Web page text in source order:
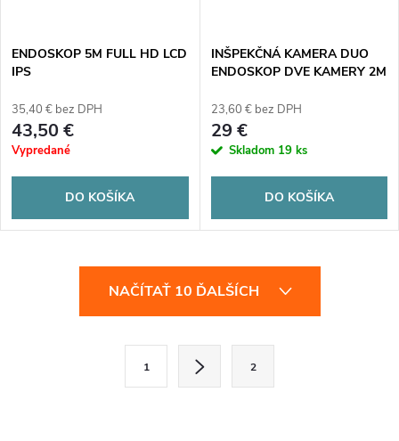
ENDOSKOP 5M FULL HD LCD
IPS
35,40 € bez DPH
43,50 €
Vypredané
DO KOŠÍKA
INŠPEKČNÁ KAMERA DUO
ENDOSKOP DVE KAMERY 2M
iPHONE
23,60 € bez DPH
29 €
Skladom 19 ks
DO KOŠÍKA
NAČÍTAŤ 10 ĎALŠÍCH
1 2